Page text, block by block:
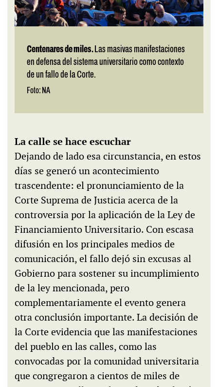
Centenares de miles. Las masivas manifestaciones
en defensa del sistema universitario como contexto
de un fallo de la Corte.
Foto: NA
La calle se hace escuchar
Dejando de lado esa circunstancia, en estos
días se generó un acontecimiento
trascendente: el pronunciamiento de la
Corte Suprema de Justicia acerca de la
controversia por la aplicación de la Ley de
Financiamiento Universitario. Con escasa
difusión en los principales medios de
comunicación, el fallo dejó sin excusas al
Gobierno para sostener su incumplimiento
de la ley mencionada, pero
complementariamente el evento genera
otra conclusión importante. La decisión de
la Corte evidencia que las manifestaciones
del pueblo en las calles, como las
convocadas por la comunidad universitaria
que congregaron a cientos de miles de